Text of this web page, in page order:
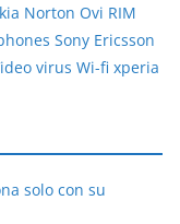
Norton Ovi RIM
Sony Ericsson
virus Wi-fi xperia
solo con su